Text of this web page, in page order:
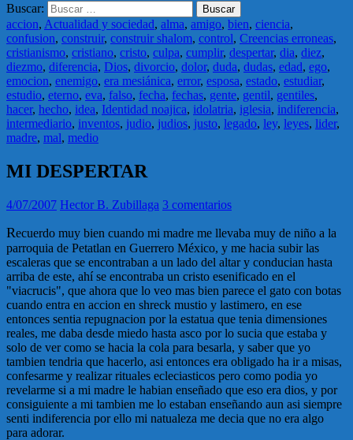
Buscar:
accion, Actualidad y sociedad, alma, amigo, bien, ciencia,
confusion, construir, construir shalom, control, Creencias erroneas,
cristianismo, cristiano, cristo, culpa, cumplir, despertar, dia, diez,
diezmo, diferencia, Dios, divorcio, dolor, duda, dudas, edad, ego,
emocion, enemigo, era mesiánica, error, esposa, estado, estudiar,
estudio, eterno, eva, falso, fecha, fechas, gente, gentil, gentiles,
hacer, hecho, idea, Identidad noajica, idolatria, iglesia, indiferencia,
intermediario, inventos, judio, judios, justo, legado, ley, leyes, lider,
madre, mal, medio
MI DESPERTAR
4/07/2007 Hector B. Zubillaga 3 comentarios
Recuerdo muy bien cuando mi madre me llevaba muy de niño a la
parroquia de Petatlan en Guerrero México, y me hacia subir las
escaleras que se encontraban a un lado del altar y conducian hasta
arriba de este, ahí se encontraba un cristo esenificado en el
"viacrucis", que ahora que lo veo mas bien parece el gato con botas
cuando entra en accion en shreck mustio y lastimero, en ese
entonces sentia repugnacion por la estatua que tenia dimensiones
reales, me daba desde miedo hasta asco por lo sucia que estaba y
solo de ver como se hacia la cola para besarla, y saber que yo
tambien tendria que hacerlo, asi entonces era obligado ha ir a misas,
confesarme y realizar rituales ecleciasticos pero como podia yo
revelarme si a mi madre le habian enseñado que eso era dios, y por
consiguiente a mi tambien me lo estaban enseñando aun asi siempre
senti indiferencia por ello mi natualeza me decia que no era algo
para adorar.